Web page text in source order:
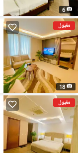
6
مقبول
18
مقبول